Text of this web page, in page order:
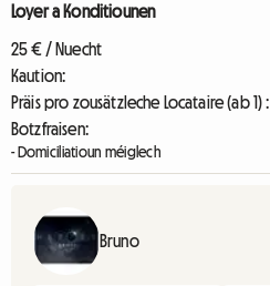
Loyer a Konditiounen
25 € / Nuecht
Kaution:
Präis pro zousätzleche Locataire (ab 1) :
Botzfraisen:
- Domiciliatioun méiglech
Bruno